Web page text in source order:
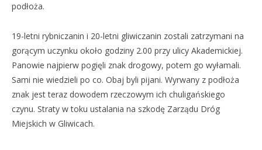
podłoża.
19-letni rybniczanin i 20-letni gliwiczanin zostali zatrzymani na
gorącym uczynku około godziny 2.00 przy ulicy Akademickiej.
Panowie najpierw pogięli znak drogowy, potem go wyłamali.
Sami nie wiedzieli po co. Obaj byli pijani. Wyrwany z podłoża
znak jest teraz dowodem rzeczowym ich chuligańskiego
czynu. Straty w toku ustalania na szkodę Zarządu Dróg
Miejskich w Gliwicach.